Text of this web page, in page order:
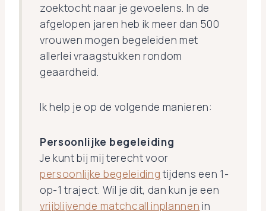
zoektocht naar je gevoelens. In de
afgelopen jaren heb ik meer dan 500
vrouwen mogen begeleiden met
allerlei vraagstukken rondom
geaardheid.
Ik help je op de volgende manieren:
Persoonlijke begeleiding
Je kunt bij mij terecht voor
persoonlijke begeleidingtijdens een 1-
op-1 traject. Wil je dit, dan kun je een
vrijblijvende matchcall inplannen in